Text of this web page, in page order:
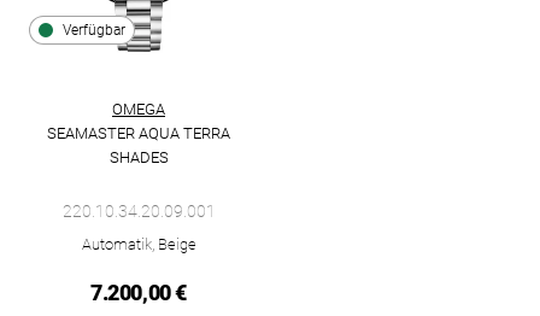
Verfügbar
OMEGA
SEAMASTER AQUA TERRA
SHADES
220.10.34.20.09.001
Automatik, Beige
7.200,00 €